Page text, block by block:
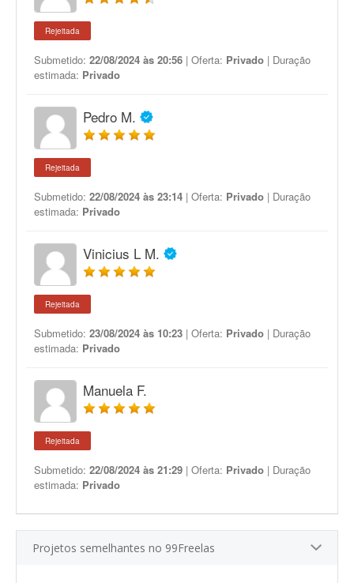
Rejeitada
Submetido: 22/08/2024 às 20:56 | Oferta: Privado | Duração
estimada: Privado
Pedro M.
Rejeitada
Submetido: 22/08/2024 às 23:14 | Oferta: Privado | Duração
estimada: Privado
Vinicius L M.
Rejeitada
Submetido: 23/08/2024 às 10:23 | Oferta: Privado | Duração
estimada: Privado
Manuela F.
Rejeitada
Submetido: 22/08/2024 às 21:29 | Oferta: Privado | Duração
estimada: Privado
Projetos semelhantes no 99Freelas